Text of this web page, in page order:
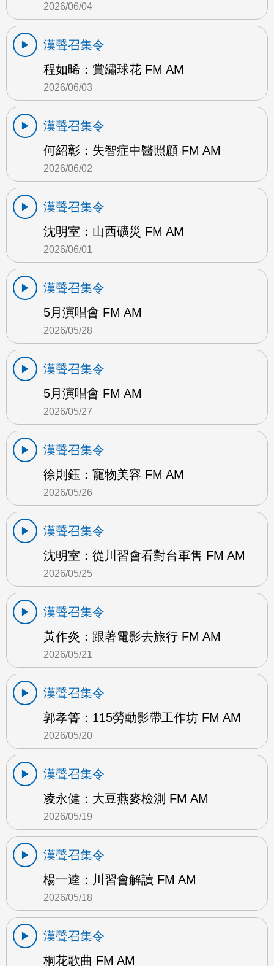
2026/06/04
漢聲召集令
程如晞：賞繡球花 FM AM
2026/06/03
漢聲召集令
何紹彰：失智症中醫照顧 FM AM
2026/06/02
漢聲召集令
沈明室：山西礦災 FM AM
2026/06/01
漢聲召集令
5月演唱會 FM AM
2026/05/28
漢聲召集令
5月演唱會 FM AM
2026/05/27
漢聲召集令
徐則鈺：寵物美容 FM AM
2026/05/26
漢聲召集令
沈明室：從川習會看對台軍售 FM AM
2026/05/25
漢聲召集令
黃作炎：跟著電影去旅行 FM AM
2026/05/21
漢聲召集令
郭孝箐：115勞動影帶工作坊 FM AM
2026/05/20
漢聲召集令
凌永健：大豆燕麥檢測 FM AM
2026/05/19
漢聲召集令
楊一逵：川習會解讀 FM AM
2026/05/18
漢聲召集令
桐花歌曲 FM AM